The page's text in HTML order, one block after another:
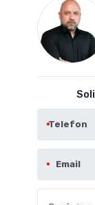
Telefon
Email